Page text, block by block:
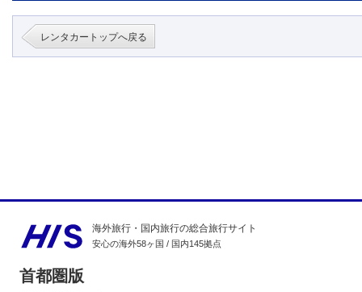
レンタカートップへ戻る
海外旅行・国内旅行の総合旅行サイト
安心の海外58ヶ国 / 国内145拠点
首都圏版